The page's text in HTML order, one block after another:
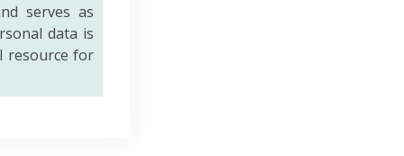
serves as
data is
resource for